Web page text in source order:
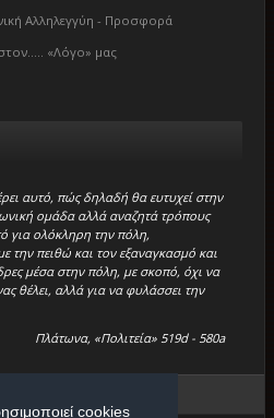
Αλληλεγγύη - Προσφορά
«Λόγο» μας
αυτό, πώς δηλαδή θα ευτυχεί στην
ομάδα αλλά αναζητά τρόπους
για ολόκληρη την πόλη,
την πειθώ και τον εξαναγκασμό και
μέσα στην πόλη, με σκοπό, όχι να
θέλει, αλλά για να φυλάσσει την
Πλάτωνα, «Πολιτεία» 519d - 580a
cookies